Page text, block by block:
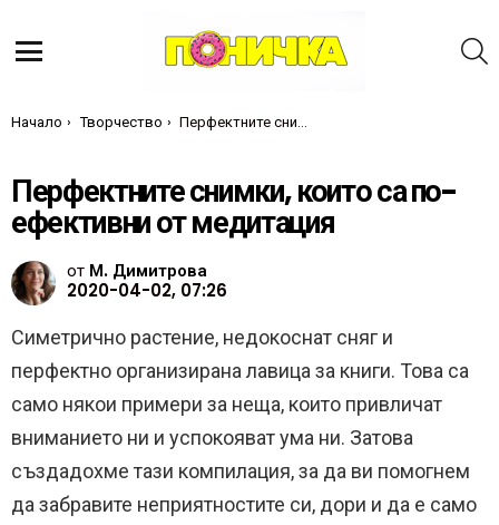
Ти си тук:
Начало Творчество Перфектните снимки, които са по-ефективни от медитация
Перфектните снимки, които са по-
ефективни от медитация
от М. Димитрова
2020-04-02, 07:26
Симетрично растение, недокоснат сняг и
перфектно организирана лавица за книги. Това са
само някои примери за неща, които привличат
вниманието ни и успокояват ума ни. Затова
създадохме тази компилация, за да ви помогнем
да забравите неприятностите си, дори и да е само